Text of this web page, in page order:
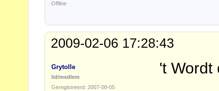
Offline
2009-02-06 17:28:43
Grytolle
lid/medlem
Geregistreerd: 2007-08-05
't Wordt